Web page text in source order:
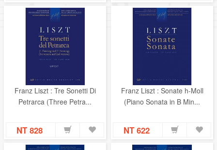
Franz Liszt : Tre Sonetti Di
Petrarca (Three Petra...
NT 828
Franz Liszt : Sonate h-Moll
(Piano Sonata in B Min...
NT 622